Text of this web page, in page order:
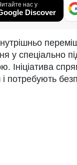
нас у
Discover
у спеціально
Ініціатива
потребують